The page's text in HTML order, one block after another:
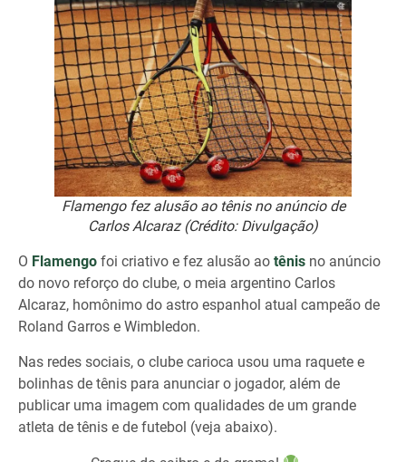
Flamengo fez alusão ao tênis no anúncio de
Carlos Alcaraz (Crédito: Divulgação)
O Flamengo foi criativo e fez alusão ao tênis no anúncio
do novo reforço do clube, o meia argentino Carlos
Alcaraz, homônimo do astro espanhol atual campeão de
Roland Garros e Wimbledon.
Nas redes sociais, o clube carioca usou uma raquete e
bolinhas de tênis para anunciar o jogador, além de
publicar uma imagem com qualidades de um grande
atleta de tênis e de futebol (veja abaixo).